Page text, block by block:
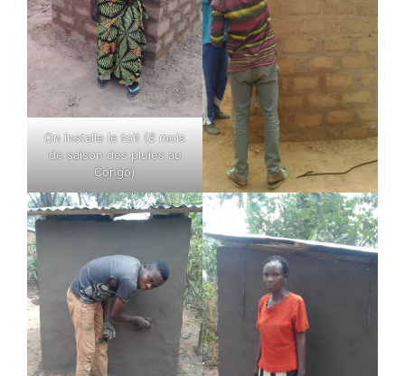
On installe le toit (8 mois
de saison des pluies au
Congo)